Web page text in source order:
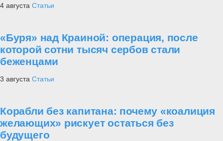
4 августа Статьи
«Буря» над Краиной: операция, после
которой сотни тысяч сербов стали
беженцами
3 августа Статьи
Корабли без капитана: почему «коалиция
желающих» рискует остаться без
будущего